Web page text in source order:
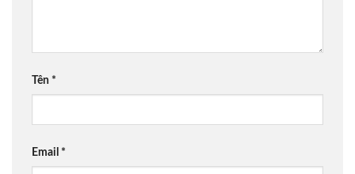
Tên *
Email *